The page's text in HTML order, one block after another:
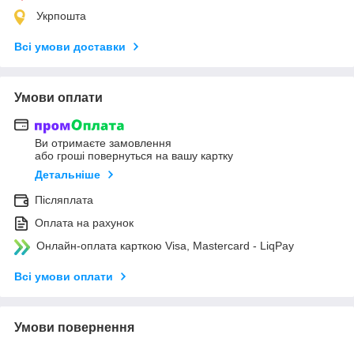
Укрпошта
Всі умови доставки
Умови оплати
Ви отримаєте замовлення
або гроші повернуться на вашу картку
Детальніше
Післяплата
Оплата на рахунок
Онлайн-оплата карткою Visa, Mastercard - LiqPay
Всі умови оплати
Умови повернення